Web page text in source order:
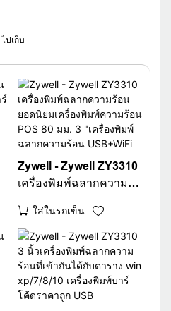
ไปเก็บ
Zywell - Zywell ZY3310
เครื่องพิมพ์ฉลากความ
ความร้อน POS 80 มม. 3
"เครื่องพิมพ์ฉลากความ
ร้อน USB+WiFi
ใส่ในรถเข็น